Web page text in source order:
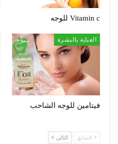
Vitamin c للوجه
العناية بالبشرة
فيتامين للوجه الشاحب
السابق التالي